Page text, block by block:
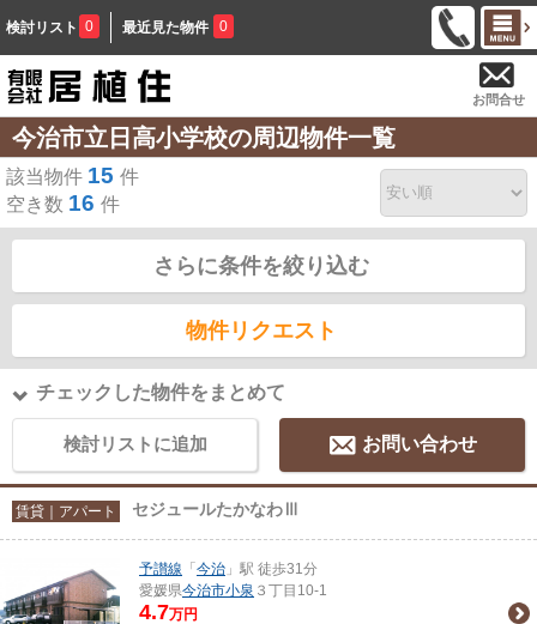
検討リスト 0 最近見た物件 0
お問合せ
今治市立日高小学校の周辺物件一覧
該当物件 15 件
空き数 16 件
さらに条件を絞り込む
物件リクエスト
チェックした物件をまとめて
検討リストに追加 お問い合わせ
賃貸｜アパート セジュールたかなわⅢ
予讃線 「 今治 」駅 徒歩31分
愛媛県今治市小泉 ３丁目10-1
4.7万円